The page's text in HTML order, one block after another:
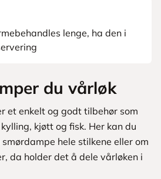
lenge, ha den i
du vårløk
et enkelt og godt tilbehør som
kjøtt og fisk. Her kan du
hele stilkene eller om
da holder det å dele vårløken i